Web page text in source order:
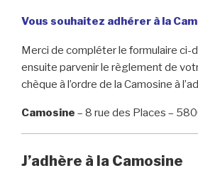
Vous souhaitez adhérer à la
Merci de compléter le formulaire ci-
ensuite parvenir le règlement de
chèque à l’ordre de la Camosine à
Camosine – 8 rue des Places –
J’adhère à la Camosine